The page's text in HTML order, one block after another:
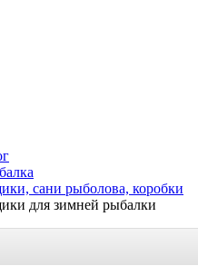
сани рыболова, коробки
для зимней рыбалки